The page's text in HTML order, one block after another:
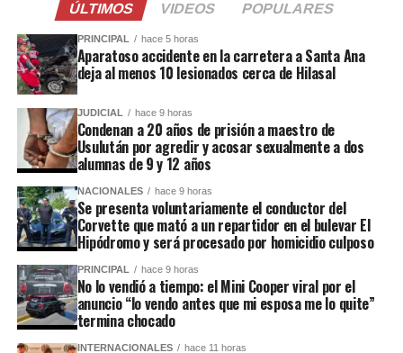
ÚLTIMOS VIDEOS POPULARES
PRINCIPAL hace 5 horas
Aparatoso accidente en la carretera a Santa Ana
deja al menos 10 lesionados cerca de Hilasal
JUDICIAL hace 9 horas
Condenan a 20 años de prisión a maestro de
Usulután por agredir y acosar sexualmente a dos
alumnas de 9 y 12 años
NACIONALES hace 9 horas
Se presenta voluntariamente el conductor del
Corvette que mató a un repartidor en el bulevar El
Hipódromo y será procesado por homicidio culposo
PRINCIPAL hace 9 horas
No lo vendió a tiempo: el Mini Cooper viral por el
anuncio “lo vendo antes que mi esposa me lo quite”
termina chocado
INTERNACIONALES hace 11 horas